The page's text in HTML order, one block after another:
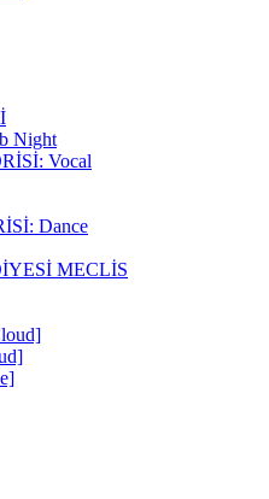
Night
Vocal
Dance
MECLİS